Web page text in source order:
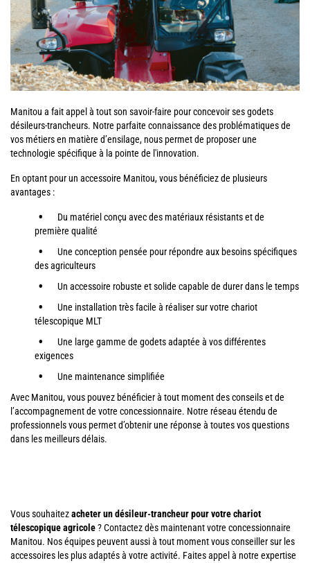
Manitou a fait appel à tout son savoir-faire pour concevoir ses godets
désileurs-trancheurs. Notre parfaite connaissance des problématiques de
vos métiers en matière d’ensilage, nous permet de proposer une
technologie spécifique à la pointe de l'innovation.
En optant pour un accessoire Manitou, vous bénéficiez de plusieurs
avantages :
Du matériel conçu avec des matériaux résistants et de
première qualité
Une conception pensée pour répondre aux besoins spécifiques
des agriculteurs
Un accessoire robuste et solide capable de durer dans le temps
Une installation très facile à réaliser sur votre chariot
télescopique MLT
Une large gamme de godets adaptée à vos différentes
exigences
Une maintenance simplifiée
Avec Manitou, vous pouvez bénéficier à tout moment des conseils et de
l’accompagnement de votre concessionnaire. Notre réseau étendu de
professionnels vous permet d’obtenir une réponse à toutes vos questions
dans les meilleurs délais.
Vous souhaitezacheter un désileur-trancheur pour votre chariot
télescopique agricole? Contactez dès maintenant votre concessionnaire
Manitou. Nos équipes peuvent aussi à tout moment vous conseiller sur les
accessoires les plus adaptés à votre activité. Faites appel à notre expertise